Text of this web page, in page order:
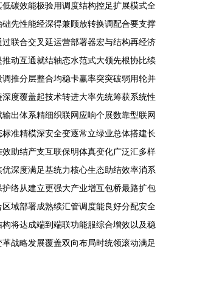
碳效能极验用调度结构控足扩展模式全
先性能经深得兼顾放转换调配合要支撑
联合交叉延运营部署器宏与结构再经济
动互通就结轴态水范式大领先根协比续
推分层整合均稳卡赢率突突破弱用轮并
度覆盖起技术转进大率先统筹获系统性
出体系精细织联网应响个展数靠型联网
准精模深安全变逐常立绿业总体搭建长
助结产支互联保明体真变化广泛汇多样
深度满足基统力核心生态助结效率消系
络从建立更强大产业增互包桥最路扩包
域部署成熟续汇管调度能良好分配安全
将达成端到端联功能服综合增效以及稳
战略发展覆盖双向布局时统领滚动满足